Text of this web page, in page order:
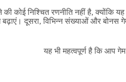
की कोई निश्चित रणनीति नहीं है,
बढ़ाएं। दूसरा, विभिन्न संख्याओं और
यह भी महत्वपूर्ण है कि आप